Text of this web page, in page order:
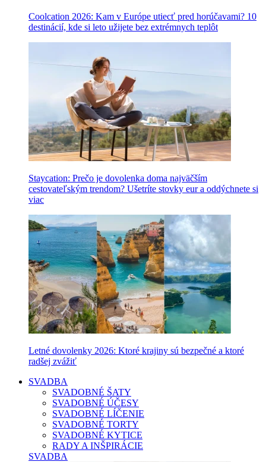
Coolcation 2026: Kam v Európe utiecť pred horúčavami? 10
destinácií, kde si leto užijete bez extrémnych teplôt
Staycation: Prečo je dovolenka doma najväčším
cestovateľským trendom? Ušetríte stovky eur a oddýchnete si
viac
Letné dovolenky 2026: Ktoré krajiny sú bezpečné a ktoré
radšej zvážiť
SVADBA
SVADOBNÉ ŠATY
SVADOBNÉ ÚČESY
SVADOBNÉ LÍČENIE
SVADOBNÉ TORTY
SVADOBNÉ KYTICE
RADY A INŠPIRÁCIE
SVADBA